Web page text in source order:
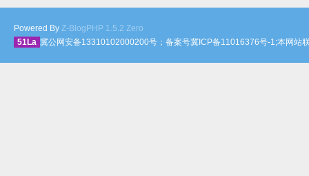
Powered By Z-BlogPHP 1.5.2 Zero
51La 冀公网安备13310102000200号；备案号冀ICP备11016376号-1;本网站